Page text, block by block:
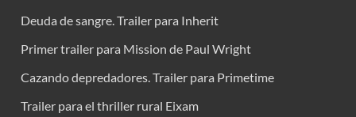
Deuda de sangre. Trailer para Inherit
Primer trailer para Mission de Paul Wright
Cazando depredadores. Trailer para Primetime
Trailer para el thriller rural Eixam